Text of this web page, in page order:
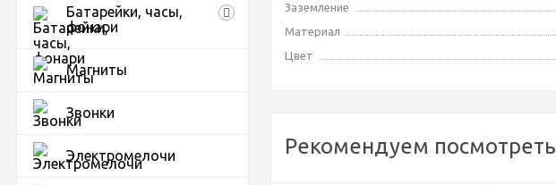
Батарейки, часы,
фонари
Магниты
Звонки
Электромелочи
Заземление
Материал
Цвет
Рекомендуем посмотреть